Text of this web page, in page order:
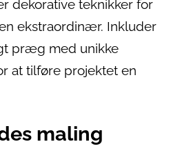
dekorative teknikker for
ekstraordinær. Inkluder
præg med unikke
at tilføre projektet en
maling